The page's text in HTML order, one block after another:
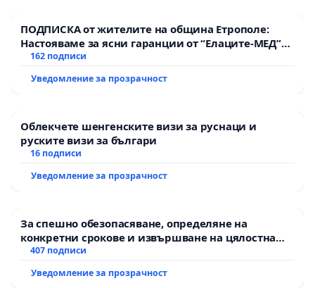
ПОДПИСКА от жителите на община Етрополе:
Настояваме за ясни гаранции от “Елаците-МЕД”
АД и от държавата, че ще се изпълнят всички
162 подписи
Уведомление за прозрачност
Облекчете шенгенските визи за руснаци и
руските визи за българи
16 подписи
Уведомление за прозрачност
За спешно обезопасяване, определяне на
конкретни срокове и извършване на цялостна
рехабилитация на републиканския път между
Мирово - к.к. Момин проход
407 подписи
Уведомление за прозрачност